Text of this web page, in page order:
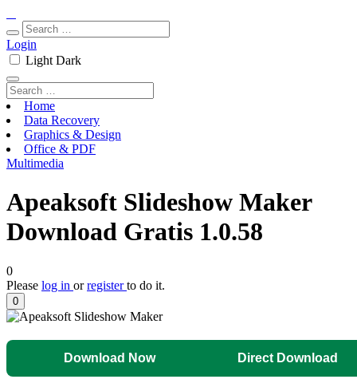
Login
Light Dark
Home
Data Recovery
Graphics & Design
Office & PDF
Multimedia
Apeaksoft Slideshow Maker
Download Gratis 1.0.58
0
Please log in orregisterto do it.
0
Download Now Direct Download